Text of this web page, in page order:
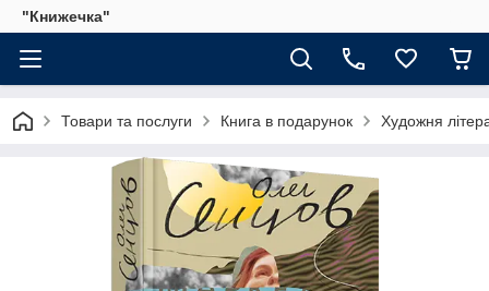
"Книжечка"
Товари та послуги Книга в подарунок Художня